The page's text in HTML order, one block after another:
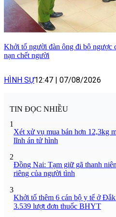
Khởi tố người đàn ông đi bộ ngược
nạn chết người
HÌNH SỰ12:47 | 07/08/2026
TIN ĐỌC NHIỀU
1
Xét xử vụ mua bán hơn 12,3kg
lĩnh án tử hình
2
Đồng Nai: Tạm giữ gã thanh
riêng của người tình
3
Khởi tố thêm 6 cán bộ y tế ở
3.539 lượt đơn thuốc BHYT